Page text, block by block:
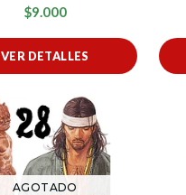
$9.000
VER DETALLES
AGOTADO